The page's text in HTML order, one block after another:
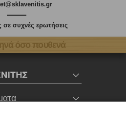
σε συχνές ερωτήσεις
όσο πουθενά